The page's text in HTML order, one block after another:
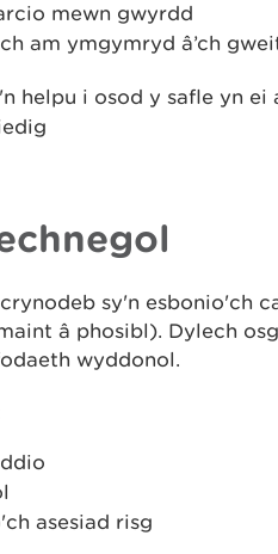
mewn gwyrdd
am ymgymryd â’ch
helpu i osod y safle yn ei
sy'n esbonio'ch
â phosibl). Dylech
wyddonol.
asesiad risg